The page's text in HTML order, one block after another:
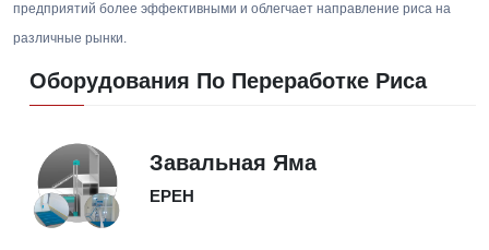
предприятий более эффективными и облегчает направление риса на
различные рынки.
Оборудования По Переработке Риса
Завальная Яма
EPEH